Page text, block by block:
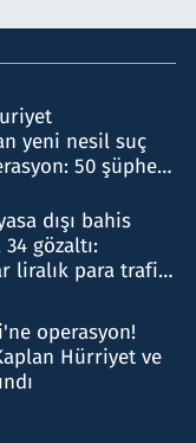
yeni nesil suç
50 şüpheli
dışı bahis
gözaltı:
liralık para trafiği
operasyon!
Hürriyet ve